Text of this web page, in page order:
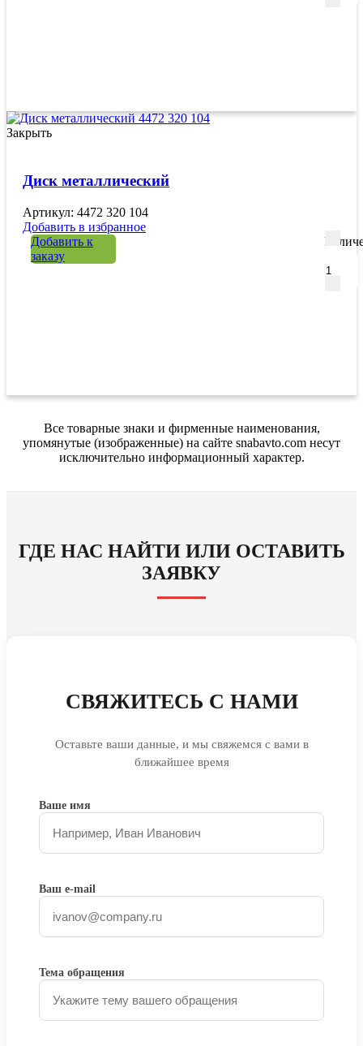
Закрыть
Диск металлический
Артикул: 4472 320 104
Добавить в избранное
Добавить к
заказу
Все товарные знаки и фирменные наименования,
упомянутые (изображенные) на сайте snabavto.com несут
исключительно информационный характер.
ГДЕ НАС НАЙТИ ИЛИ ОСТАВИТЬ
ЗАЯВКУ
СВЯЖИТЕСЬ С НАМИ
Оставьте ваши данные, и мы свяжемся с вами в
ближайшее время
Ваше имя
Ваш e-mail
Тема обращения